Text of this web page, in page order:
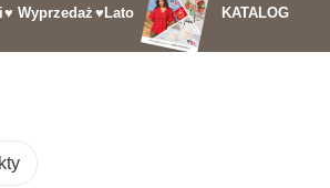
♥ Wyprzedaż ♥Lato KATALOG